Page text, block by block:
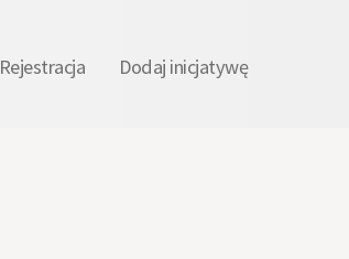
Rejestracja Dodaj inicjatywę